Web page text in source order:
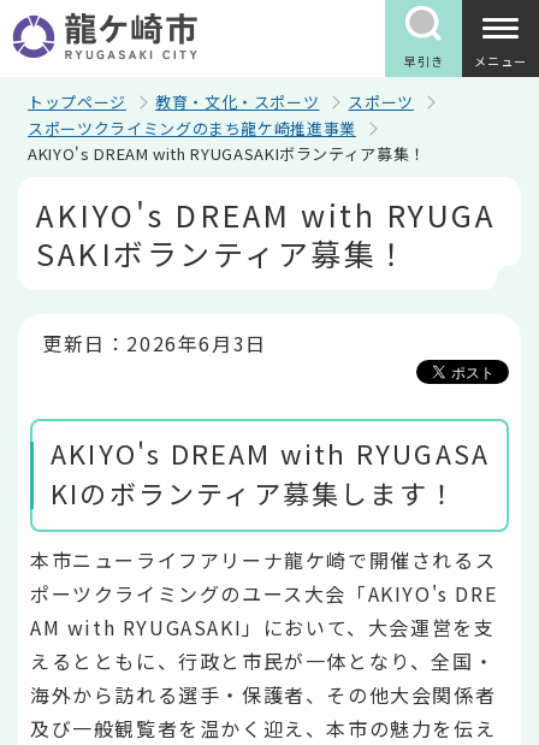
の
ペ
早引き メニュー
トップページ 教育・文化・スポーツ
スポーツ
スポーツクライミングのまち龍ケ崎推進事業
AKIYO's DREAM with RYUGASAKIボランティア募集！
AKIYO's DREAM with RYUGA
SAKIボランティア募集！
更新日：2026年6月3日
AKIYO's DREAM with RYUGASA
KIのボランティア募集します！
本市ニューライフアリーナ龍ケ崎で開催されるス
ポーツクライミングのユース大会「AKIYO's DRE
AM with RYUGASAKI」において、大会運営を支
えるとともに、行政と市民が一体となり、全国・
海外から訪れる選手・保護者、その他大会関係者
及び一般観覧者を温かく迎え、本市の魅力を伝え